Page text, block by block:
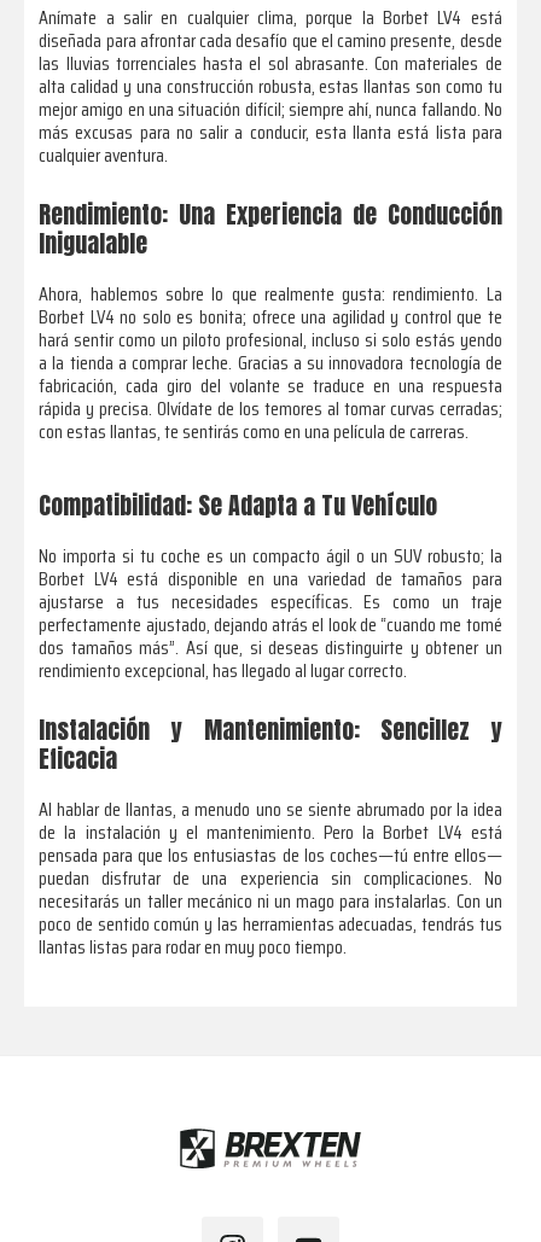
Anímate a salir en cualquier clima, porque la Borbet LV4 está
diseñada para afrontar cada desafío que el camino presente, desde
las lluvias torrenciales hasta el sol abrasante. Con materiales de
alta calidad y una construcción robusta, estas llantas son como tu
mejor amigo en una situación difícil; siempre ahí, nunca fallando. No
más excusas para no salir a conducir, esta llanta está lista para
cualquier aventura.
Rendimiento: Una Experiencia de Conducción
Inigualable
Ahora, hablemos sobre lo que realmente gusta: rendimiento. La
Borbet LV4 no solo es bonita; ofrece una agilidad y control que te
hará sentir como un piloto profesional, incluso si solo estás yendo
a la tienda a comprar leche. Gracias a su innovadora tecnología de
fabricación, cada giro del volante se traduce en una respuesta
rápida y precisa. Olvídate de los temores al tomar curvas cerradas;
con estas llantas, te sentirás como en una película de carreras.
Compatibilidad: Se Adapta a Tu Vehículo
No importa si tu coche es un compacto ágil o un SUV robusto; la
Borbet LV4 está disponible en una variedad de tamaños para
ajustarse a tus necesidades específicas. Es como un traje
perfectamente ajustado, dejando atrás el look de “cuando me tomé
dos tamaños más”. Así que, si deseas distinguirte y obtener un
rendimiento excepcional, has llegado al lugar correcto.
Instalación y Mantenimiento: Sencillez y
Eficacia
Al hablar de llantas, a menudo uno se siente abrumado por la idea
de la instalación y el mantenimiento. Pero la Borbet LV4 está
pensada para que los entusiastas de los coches—tú entre ellos—
puedan disfrutar de una experiencia sin complicaciones. No
necesitarás un taller mecánico ni un mago para instalarlas. Con un
poco de sentido común y las herramientas adecuadas, tendrás tus
llantas listas para rodar en muy poco tiempo.